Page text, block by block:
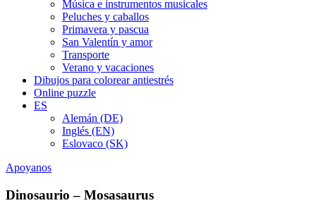
Música e instrumentos musicales
Peluches y caballos
Primavera y pascua
San Valentín y amor
Transporte
Verano y vacaciones
Dibujos para colorear antiestrés
Online puzzle
ES
Alemán (DE)
Inglés (EN)
Eslovaco (SK)
Apoyanos
Dinosaurio – Mosasaurus